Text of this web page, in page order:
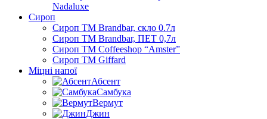
Nadaluxe
Сироп
Сироп TM Brandbar, скло 0.7л
Сироп TM Brandbar, ПЕТ 0,7л
Сироп TM Coffeeshop “Amster”
Сироп TM Giffard
Міцні напої
Абсент
Самбука
Вермут
Джин